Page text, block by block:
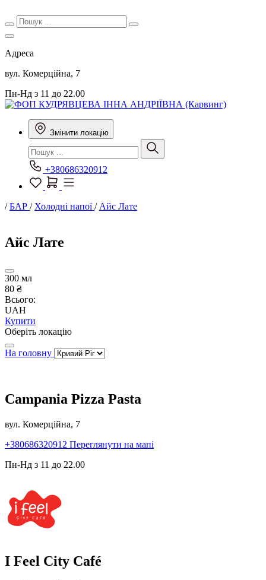
Адреса
вул. Комерційна, 7
Пн-Нд з 11 до 22.00
Змінити локацію
+380686320912
/БАР / Холодні напої/ Айс Лате
Айс Лате
300 мл
80 ₴
Всього:
UAH
Купити
Оберіть локацію
На головну
Campania Pizza Pasta
вул. Комерційна, 7
+380686320912 Переглянути на мапі
Пн-Нд з 11 до 22.00
I Feel City Café